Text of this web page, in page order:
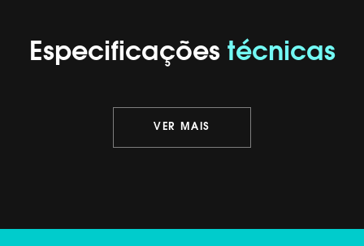
Especificações técnicas
VER MAIS